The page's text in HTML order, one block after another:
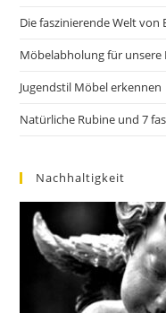
Die faszinierende Welt von
Möbelabholung für
Jugendstil Möbel
Natürliche Rubine und 7
Nachhaltigkeit